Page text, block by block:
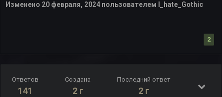
Изменено 20 февраля, 2024 пользователем I_hate_Gothic
2
Ответов
141
Создана
2 г
Последний ответ
2 г